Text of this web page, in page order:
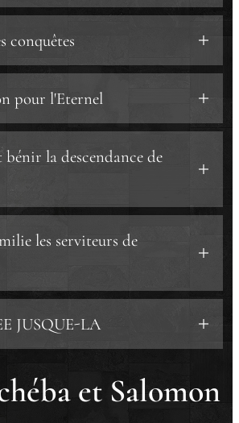
conquêtes
royaume.
pour l'Eternel
la descendance de
les serviteurs de
JUSQUE-LA
et Salomon